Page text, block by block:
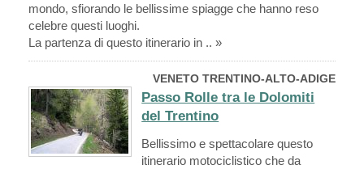
mondo, sfiorando le bellissime spiagge che hanno reso
celebre questi luoghi.
La partenza di questo itinerario in .. »
VENETO TRENTINO-ALTO-ADIGE
Passo Rolle tra le Dolomiti
del Trentino
Bellissimo e spettacolare questo
itinerario motociclistico che da